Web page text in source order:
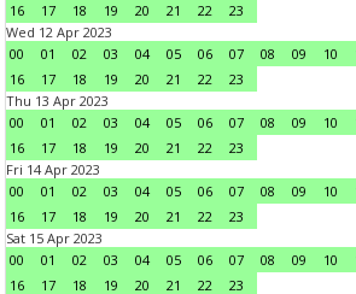
16
17 18 19 20 21 22
23
Wed 12 Apr 2023
00
01 02 03 04 05 06 07 08 09 10
16
17 18 19 20 21 22
23
Thu 13 Apr 2023
00
01 02 03 04 05 06 07 08 09 10
16
17 18 19 20 21 22
23
Fri 14 Apr 2023
00
01 02 03 04 05 06 07 08 09 10
16
17 18 19 20 21 22
23
Sat 15 Apr 2023
00
01 02 03 04 05 06 07 08 09 10
16
17 18 19 20 21 22
23